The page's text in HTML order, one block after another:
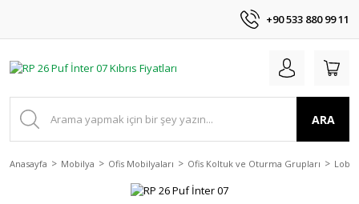
+90 533 880 99 11
ARA
Anasayfa Mobilya Ofis Mobilyaları Ofis Koltuk ve Oturma Grupları Lobi